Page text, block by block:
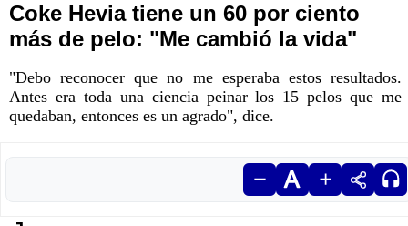
Coke Hevia tiene un 60 por ciento
más de pelo: "Me cambió la vida"
"Debo reconocer que no me esperaba estos resultados.
Antes era toda una ciencia peinar los 15 pelos que me
quedaban, entonces es un agrado", dice.